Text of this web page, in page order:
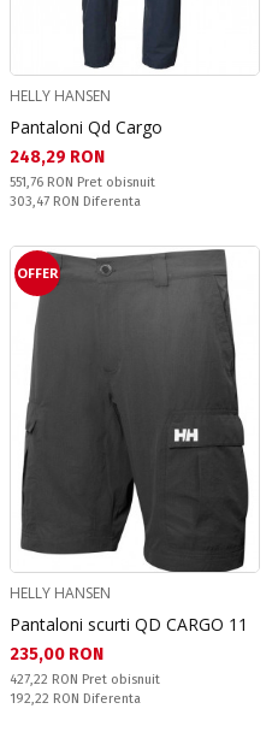
HELLY HANSEN
Pantaloni Qd Cargo
Текуща цена:
248,29 RON
Pret obisnuit:
551,76 RON Pret obisnuit
Спестявате:
303,47 RON Diferenta
OFFER
HELLY HANSEN
Pantaloni scurti QD CARGO 11
Текуща цена:
235,00 RON
Pret obisnuit:
427,22 RON Pret obisnuit
Спестявате:
192,22 RON Diferenta